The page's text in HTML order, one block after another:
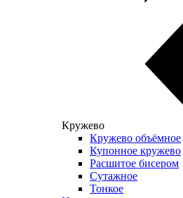
Кружево
Кружево объёмное
Купонное кружево
Расшитое бисером
Сутажное
Тонкое